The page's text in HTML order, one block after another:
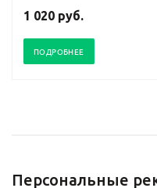
1 020 руб.
ПОДРОБНЕЕ
Персональные